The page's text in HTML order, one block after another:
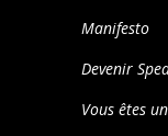
Manifesto
Devenir
Vous êtes